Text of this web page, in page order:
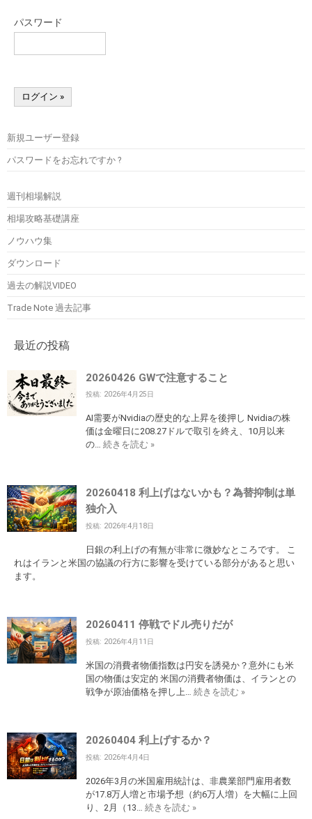
パスワード
新規ユーザー登録
パスワードをお忘れですか ?
週刊相場解説
相場攻略基礎講座
ノウハウ集
ダウンロード
過去の解説VIDEO
Trade Note 過去記事
最近の投稿
20260426 GWで注意すること
投稿: 2026年4月25日
AI需要がNvidiaの歴史的な上昇を後押し Nvidiaの株
価は金曜日に208.27ドルで取引を終え、10月以来
の… 続きを読む »
20260418 利上げはないかも？為替抑制は単
独介入
投稿: 2026年4月18日
日銀の利上げの有無が非常に微妙なところです。 こ
れはイランと米国の協議の行方に影響を受けている部分があると思い
ます。
20260411 停戦でドル売りだが
投稿: 2026年4月11日
米国の消費者物価指数は円安を誘発か？意外にも米
国の物価は安定的 米国の消費者物価は、イランとの
戦争が原油価格を押し上… 続きを読む »
20260404 利上げするか？
投稿: 2026年4月4日
2026年3月の米国雇用統計は、非農業部門雇用者数
が17.8万人増と市場予想（約6万人増）を大幅に上回
り、2月（13… 続きを読む »